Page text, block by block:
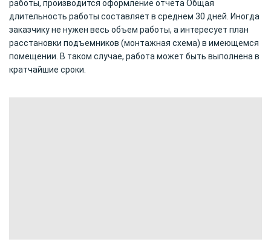
работы, производится оформление отчета Общая
длительность работы составляет в среднем 30 дней. Иногда
заказчику не нужен весь объем работы, а интересует план
расстановки подъемников (монтажная схема) в имеющемся
помещении. В таком случае, работа может быть выполнена в
кратчайшие сроки.